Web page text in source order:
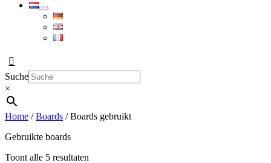
Suche
×
Home /Boards / Boards gebruikt
Gebruikte boards
Toont alle 5 resultaten